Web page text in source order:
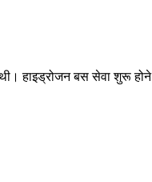
हाइड्रोजन बस सेवा शुरू होने